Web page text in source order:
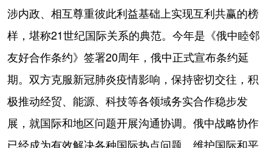
涉内政、相互尊重彼此利益基础上实现互利共赢的榜
样，堪称21世纪国际关系的典范。今年是《俄中睦邻
友好合作条约》签署20周年，俄中正式宣布条约延
期。双方克服新冠肺炎疫情影响，保持密切交往，积
极推动经贸、能源、科技等各领域务实合作稳步发
展，就国际和地区问题开展沟通协调。俄中战略协作
已经成为有效解决各种国际热点问题、维护国际和平